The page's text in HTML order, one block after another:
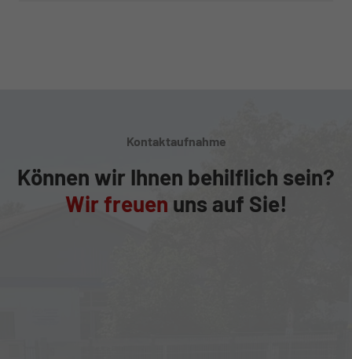
Kontaktaufnahme
Können wir Ihnen behilflich sein?
Wir freuen uns auf Sie!